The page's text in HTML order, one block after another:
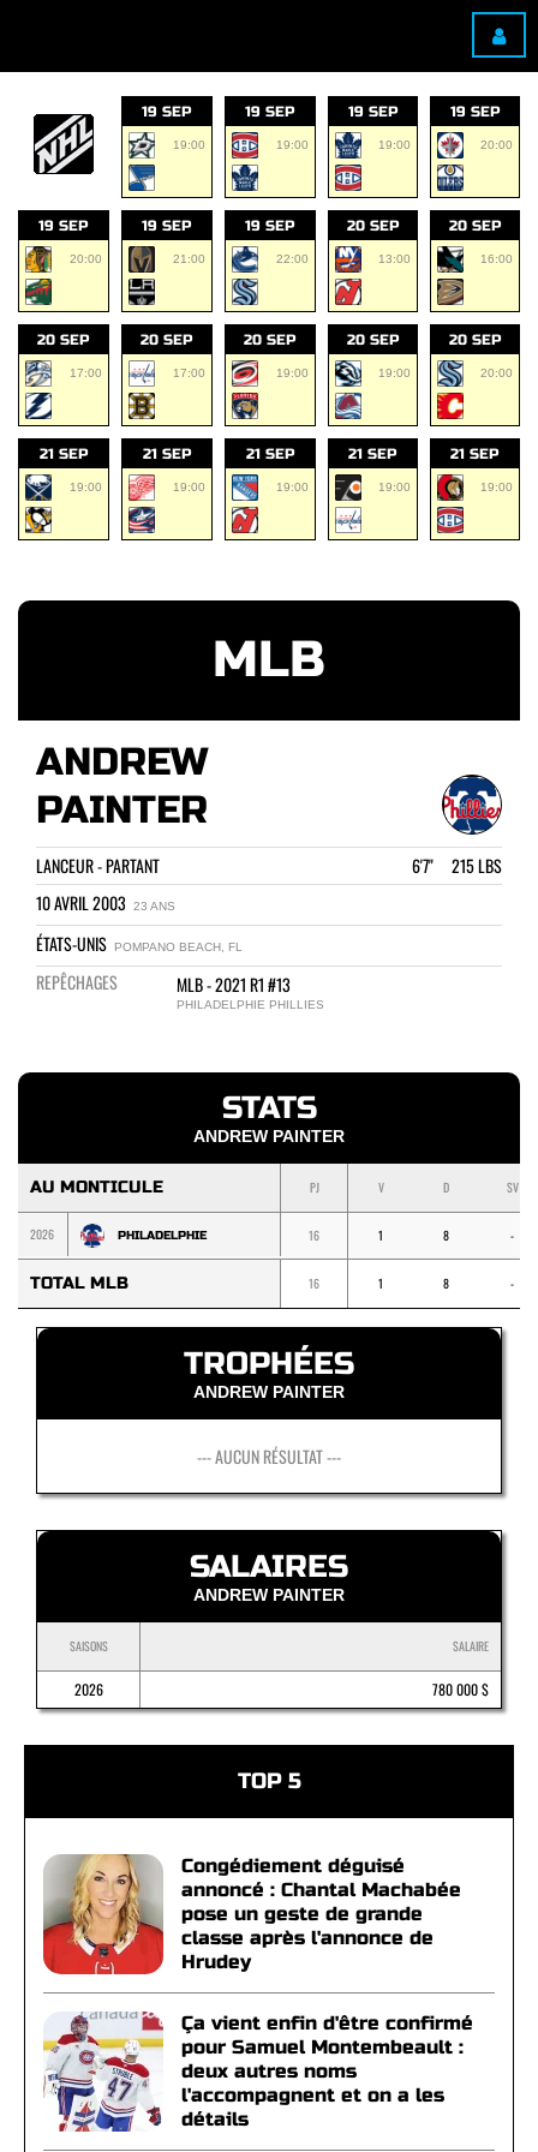
19 SEP
19:00
19 SEP
19:00
19 SEP
19:00
19 SEP
20:00
19 SEP
20:00
19 SEP
21:00
19 SEP
22:00
20 SEP
13:00
20 SEP
16:00
20 SEP
17:00
20 SEP
17:00
20 SEP
19:00
20 SEP
19:00
20 SEP
20:00
21 SEP
19:00
21 SEP
19:00
21 SEP
19:00
21 SEP
19:00
21 SEP
19:00
MLB
ANDREW
PAINTER
LANCEUR - PARTANT
6'7" 215 LBS
10 AVRIL 2003 23 ANS
ÉTATS-UNIS POMPANO BEACH, FL
REPÊCHAGES MLB - 2021 R1 #13
PHILADELPHIE PHILLIES
STATS
ANDREW PAINTER
AU MONTICULE PJ V D SV
2026 PHILADELPHIE 16 1 8 -
TOTAL MLB 16 1 8 -
TROPHÉES
ANDREW PAINTER
--- AUCUN RÉSULTAT ---
SALAIRES
ANDREW PAINTER
SAISONS SALAIRE
2026 780 000 $
TOP 5
Congédiement déguisé
annoncé : Chantal Machabée
pose un geste de grande
classe après l'annonce de
Hrudey
Ça vient enfin d'être confirmé
pour Samuel Montembeault :
deux autres noms
l'accompagnent et on a les
détails